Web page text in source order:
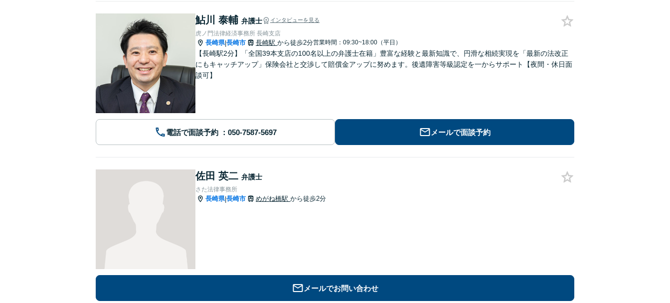
鮎川 泰輔 弁護士 インタビューを見る
虎ノ門法律経済事務所 長崎支店
長崎県|長崎市 長崎駅 から徒歩2分営業時間：09:30~18:00（平日）
【長崎駅2分】「全国39本支店の100名以上の弁護士在籍」豊富な経験と最新知識で、円滑な相続実現を「最新の法改正
にもキャッチアップ」保険会社と交渉して賠償金アップに努めます。後遺障害等級認定を一からサポート【夜間・休日面
談可】
電話で面談予約 メールで面談予約
佐田 英二 弁護士
さた法律事務所
長崎県|長崎市 めがね橋駅 から徒歩2分
メールでお問い合わせ